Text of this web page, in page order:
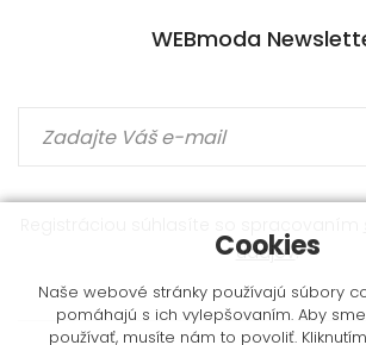
WEBmoda
údajov.
Cookies
Naše webové stránky používajú súbory
pomáhajú s ich vylepšovaním. Aby
používať, musíte nám to povoliť.